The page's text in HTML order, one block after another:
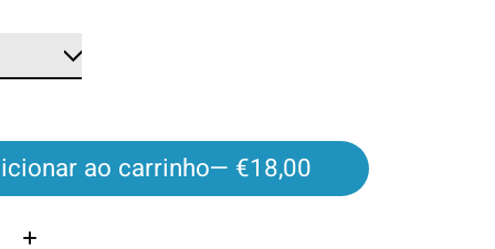
ao carrinho
— €18,00